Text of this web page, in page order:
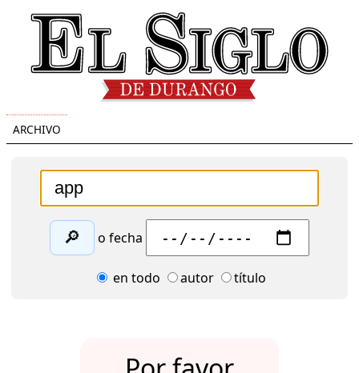
ARCHIVO
🔎 o fecha
en todo autor título